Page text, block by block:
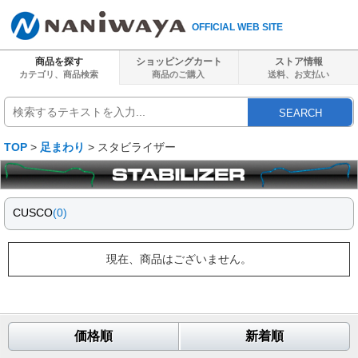
OFFICIAL WEB SITE
商品を探す
カテゴリ、商品検索
ショッピングカート
商品のご購入
ストア情報
送料、 お支払い
SEARCH
TOP > 足まわり > スタビライザー
CUSCO(0)
現在、商品はございません。
価格順 新着順